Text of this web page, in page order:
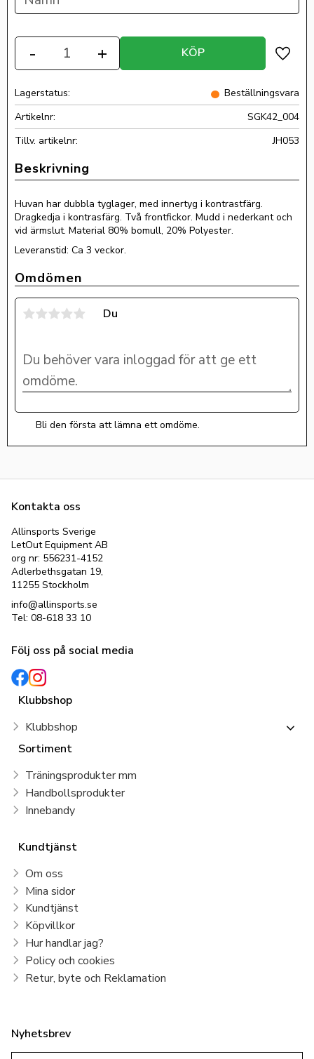
+
- KÖP
Lägg
Lagerstatus
Beställningsvara
Artikelnr
SGK42_004
Tillv. artikelnr
JH053
Huvan har dubbla tyglager, med innertyg i kontrastfärg.
Dragkedja i kontrasfärg. Två frontfickor. Mudd i nederkant och
vid ärmslut. Material 80% bomull, 20% Polyester.
Leveranstid: Ca 3 veckor.
Omdömen
Du
Bli den första att lämna ett omdöme.
Kontakta oss
Allinsports Sverige
LetOut Equipment AB
org nr: 556231-4152
Adlerbethsgatan 19,
11255 Stockholm
info@allinsports.se
Tel: 08-618 33 10
Följ oss på social media
Klubbshop
Klubbshop
Sortiment
Träningsprodukter mm
Handbollsprodukter
Innebandy
Kundtjänst
Om oss
Mina sidor
Kundtjänst
Köpvillkor
Hur handlar jag?
Policy och cookies
Retur, byte och Reklamation
Nyhetsbrev